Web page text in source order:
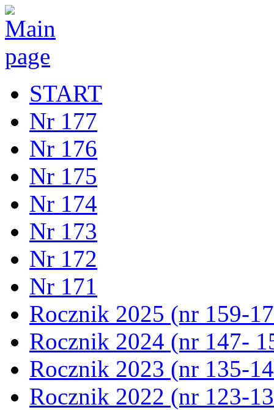
START
Nr 177
Nr 176
Nr 175
Nr 174
Nr 173
Nr 172
Nr 171
Rocznik 2025 (nr 159-
Rocznik 2024 (nr 147-
Rocznik 2023 (nr 135-
Rocznik 2022 (nr 123-